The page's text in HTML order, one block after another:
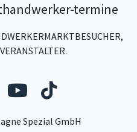
termine
Sie uns auf
Sie uns auf
Folgen Sie
Folgen
Spezial GmbH